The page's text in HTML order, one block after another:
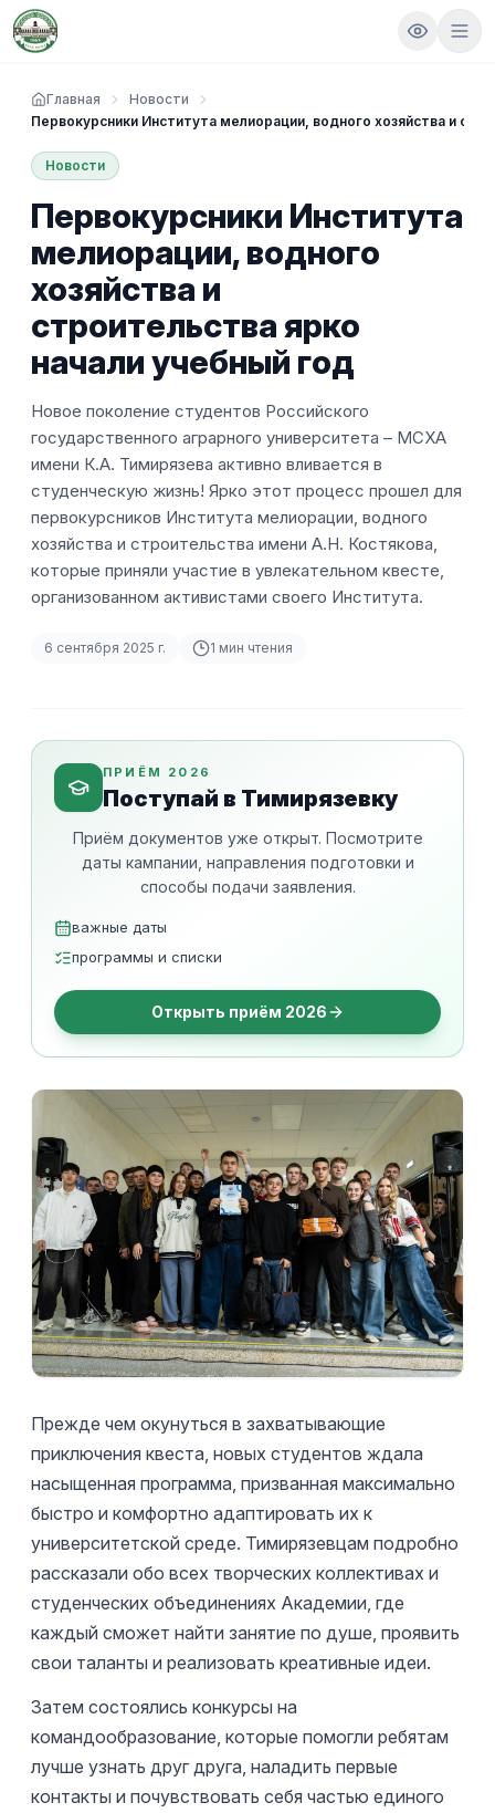
Главная
Новости
Первокурсники Института мелиорации, водного хозяйства и
Новости
Первокурсники Института
мелиорации, водного
хозяйства и
строительства ярко
начали учебный год
Новое поколение студентов Российского
государственного аграрного университета – МСХА
имени К.А. Тимирязева активно вливается в
студенческую жизнь! Ярко этот процесс прошел для
первокурсников Института мелиорации, водного
хозяйства и строительства имени А.Н. Костякова,
которые приняли участие в увлекательном квесте,
организованном активистами своего Института.
6 сентября 2025 г. 1 мин чтения
ПРИЁМ 2026
Поступай в Тимирязевку
Приём документов уже открыт. Посмотрите
даты кампании, направления подготовки и
способы подачи заявления.
важные даты
программы и списки
Открыть приём 2026
Прежде чем окунуться в захватывающие
приключения квеста, новых студентов ждала
насыщенная программа, призванная максимально
быстро и комфортно адаптировать их к
университетской среде. Тимирязевцам подробно
рассказали обо всех творческих коллективах и
студенческих объединениях Академии, где
каждый сможет найти занятие по душе, проявить
свои таланты и реализовать креативные идеи.
Затем состоялись конкурсы на
командообразование, которые помогли ребятам
лучше узнать друг друга, наладить первые
контакты и почувствовать себя частью единого